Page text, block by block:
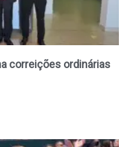
correições ordinárias